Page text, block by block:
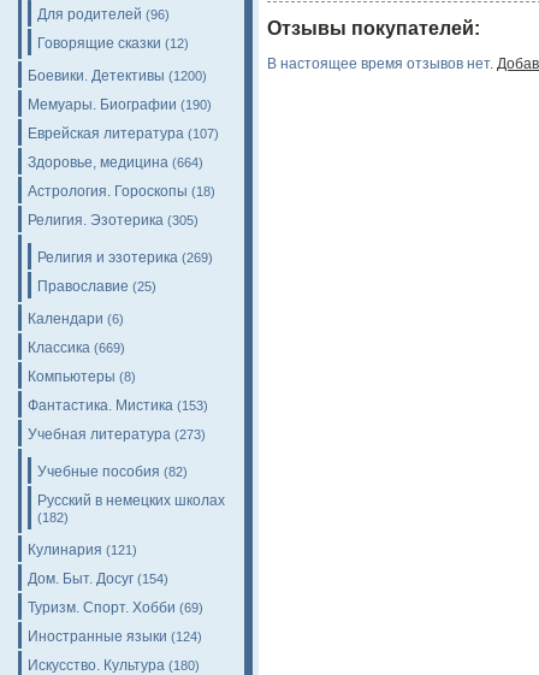
Для родителей (96)
Говорящие сказки (12)
Боевики. Детективы (1200)
Мемуары. Биографии (190)
Еврейская литература (107)
Здоровье, медицина (664)
Астрология. Гороскопы (18)
Религия. Эзотерика (305)
Религия и эзотерика (269)
Православие (25)
Календари (6)
Классика (669)
Компьютеры (8)
Фантастика. Мистика (153)
Учебная литература (273)
Учебные пособия (82)
Русский в немецких школах
(182)
Кулинария (121)
Дом. Быт. Досуг (154)
Туризм. Спорт. Хобби (69)
Иностранные языки (124)
Искусство. Культура (180)
Отзывы покупателей:
В настоящее время отзывов нет.